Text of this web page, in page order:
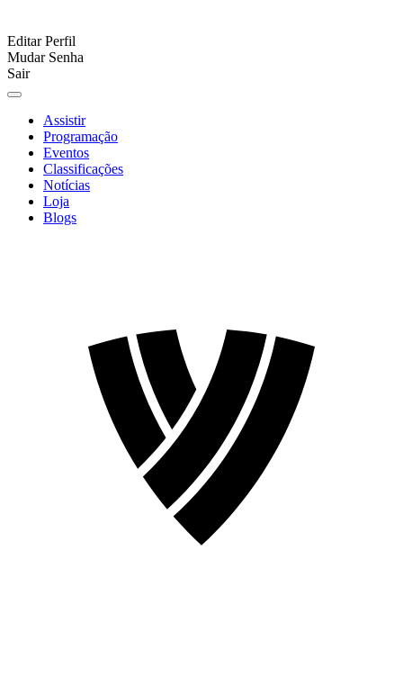
Editar Perfil
Mudar Senha
Sair
Assistir
Programação
Eventos
Classificações
Notícias
Loja
Blogs